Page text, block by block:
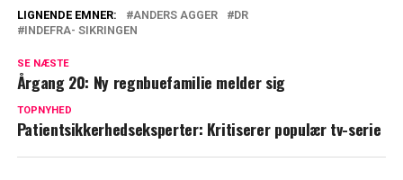
Anders Agger taler med overlæge Sara
for hende
Sikringen: Nu er der nyt fra Kia
Sødergreen
LIGNENDE EMNER: ANDERS AGGER
DR
INDEFRA- SIKRINGEN
SE NÆSTE
Årgang 20: Ny regnbuefamilie melder sig
TOPNYHED
Patientsikkerhedseksperter: Kritiserer populær tv-serie